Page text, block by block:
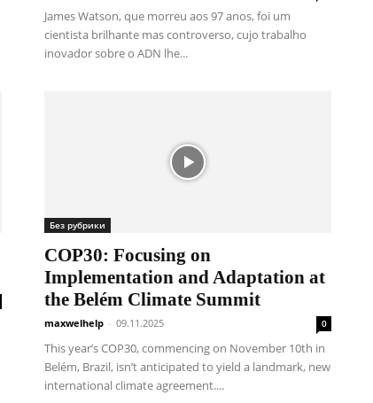
James Watson, que morreu aos 97 anos, foi um
cientista brilhante mas controverso, cujo trabalho
inovador sobre o ADN lhe...
Без рубрики
COP30: Focusing on
Implementation and Adaptation at
the Belém Climate Summit
maxwelhelp - 09.11.2025 0
This year’s COP30, commencing on November 10th in
Belém, Brazil, isn’t anticipated to yield a landmark, new
international climate agreement....